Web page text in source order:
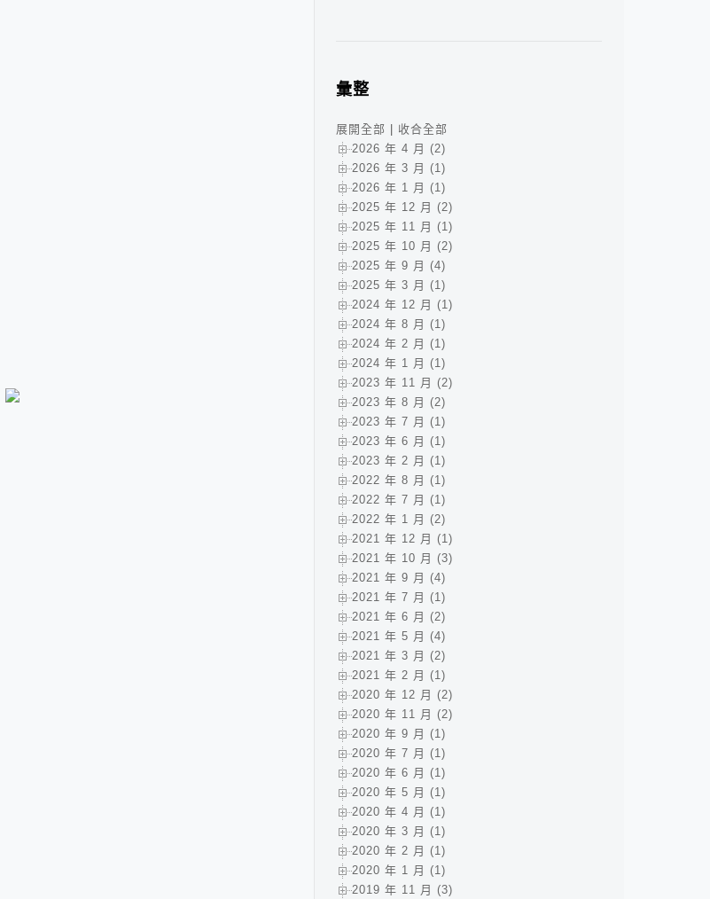
彙整
展開全部
收合全部
2026 年 4 月 (2)
2026 年 3 月 (1)
2026 年 1 月 (1)
2025 年 12 月 (2)
2025 年 11 月 (1)
2025 年 10 月 (2)
2025 年 9 月 (4)
2025 年 3 月 (1)
2024 年 12 月 (1)
2024 年 8 月 (1)
2024 年 2 月 (1)
2024 年 1 月 (1)
2023 年 11 月 (2)
2023 年 8 月 (2)
2023 年 7 月 (1)
2023 年 6 月 (1)
2023 年 2 月 (1)
2022 年 8 月 (1)
2022 年 7 月 (1)
2022 年 1 月 (2)
2021 年 12 月 (1)
2021 年 10 月 (3)
2021 年 9 月 (4)
2021 年 7 月 (1)
2021 年 6 月 (2)
2021 年 5 月 (4)
2021 年 3 月 (2)
2021 年 2 月 (1)
2020 年 12 月 (2)
2020 年 11 月 (2)
2020 年 9 月 (1)
2020 年 7 月 (1)
2020 年 6 月 (1)
2020 年 5 月 (1)
2020 年 4 月 (1)
2020 年 3 月 (1)
2020 年 2 月 (1)
2020 年 1 月 (1)
2019 年 11 月 (3)